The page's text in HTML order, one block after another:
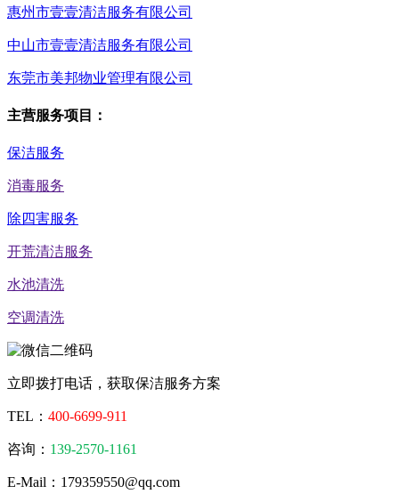
惠州市壹壹清洁服务有限公司
中山市壹壹清洁服务有限公司
东莞市美邦物业管理有限公司
主营服务项目：
保洁服务
消毒服务
除四害服务
开荒清洁服务
水池清洗
空调清洗
立即拨打电话，获取保洁服务方案
TEL： 400-6699-911
咨询： 139-2570-1161
E-Mail：179359550@qq.com